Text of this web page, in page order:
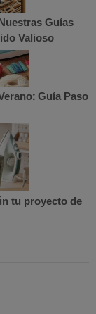
Guías
Valioso
Guía Paso
tu proyecto de